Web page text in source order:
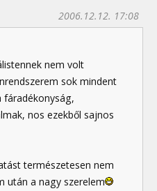
2006.12.12. 17:08
nem volt
sok mindent
fáradékonyság,
nos ezekből sajnos
természetesen nem
után a nagy szerelem